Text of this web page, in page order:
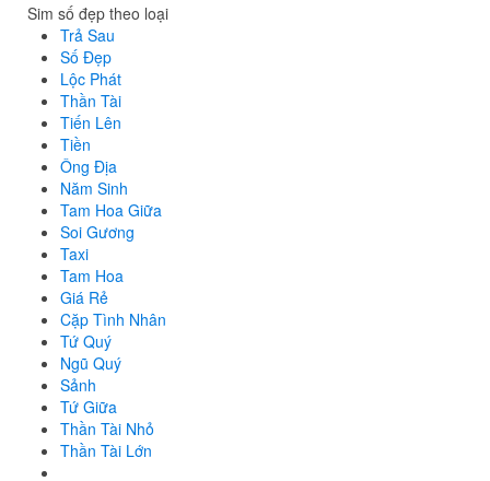
Sim số đẹp theo loại
Trả Sau
Số Đẹp
Lộc Phát
Thần Tài
Tiến Lên
Tiền
Ông Địa
Năm Sinh
Tam Hoa Giữa
Soi Gương
Taxi
Tam Hoa
Giá Rẻ
Cặp Tình Nhân
Tứ Quý
Ngũ Quý
Sảnh
Tứ Giữa
Thần Tài Nhỏ
Thần Tài Lớn